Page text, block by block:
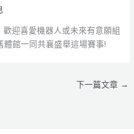
迎喜愛機器人或未來有意願組
館一同共襄盛舉這場賽事!
下一篇文章 →